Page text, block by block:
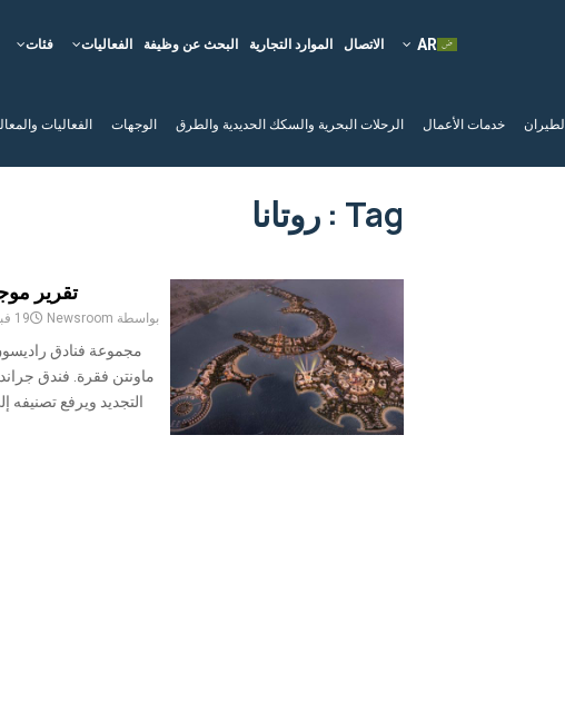
فئات الفعاليات البحث عن وظيفة الموارد التجارية الاتصال
الطيران خدمات الأعمال الرحلات البحرية والسكك الحديدية والطرق الوجهات الفعاليات
Tag : روتانا
تقرير موجز
بواسطة Newsroom 19 فبراير، 2025
مجموعة فنادق
ماونتن فقرة. فندق
التجديد ويرفع تصنيفه إلى 9.1. كمبينسكي يفتتح